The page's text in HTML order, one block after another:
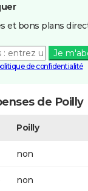
et bons plans
Je
de confidentialité
de Poilly
Poilly
non
non